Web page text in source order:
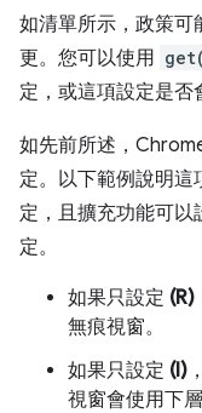
如清單所示，政策可
更。您可以使用
定，或這項設定是否
如先前所述，
定。以下範例說明這
定，且擴充功能可以
定。
如果只設定 (R)
無痕視窗。
如果只設定 (I)
視窗會使用下